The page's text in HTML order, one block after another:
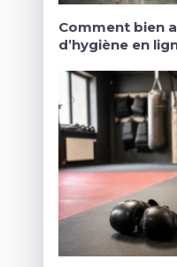
Comment bien
d’hygiène en